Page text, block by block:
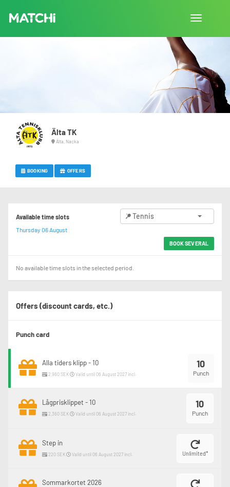
Toggle
Älta TK
Älta, Nacka
BOOKING OFFERS
Available time slots
Thursday 06 August
Tennis
BOOK SEVERAL
No available time slots in the selected period.
Offers (discount cards, etc.)
Punch card
10
Punch
Alla tiders klipp - 10
2,960 SEK Valid until 06 August 2027 incl.
10
Punch
Lågprisklippet - 10
2,360 SEK Valid until 06 August 2027 incl.
Unlimited*
Step in
220 SEK Valid until 06 August 2027 incl.
Sommarkortet 2026